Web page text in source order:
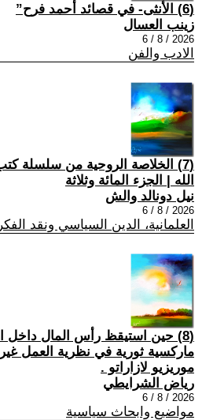
(6) الأنثى- في قصائد أحمد فرح”
زينب العسال
2026 / 8 / 6
الادب والفن
(7) الخلاصة الروحية من سلسلة
الله | الجزء المائة وثلاثة
نيل دونالد والش
2026 / 8 / 6
العلمانية، الدين السياسي ونقد
(8) حين استيقظ رأس المال داخل
ماركسية ثورية في نظرية العمل
موريزيو لازاراتو .
رياض الشرايطي
2026 / 8 / 6
مواضيع وابحاث سياسية